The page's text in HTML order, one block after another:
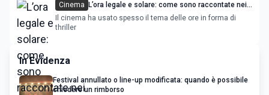
Cinema
L’ora legale e solare: come sono raccontate nei
film
Il cinema ha usato spesso il tema delle ore in forma di
thriller
In Evidenza
Festival annullato o line-up modificata: quando è possibile
chiedere un rimborso